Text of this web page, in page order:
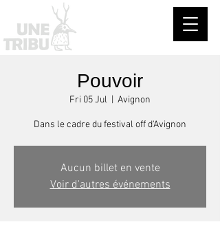
Pouvoir
Fri 05 Jul Avignon
Dans le cadre du festival off d'Avignon
Aucun billet en vente
Voir d'autres événements